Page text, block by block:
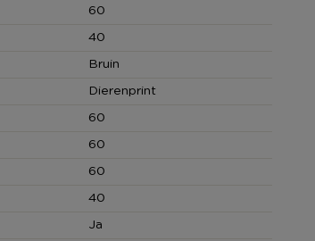
60
40
Bruin
Dierenprint
60
60
60
40
Ja